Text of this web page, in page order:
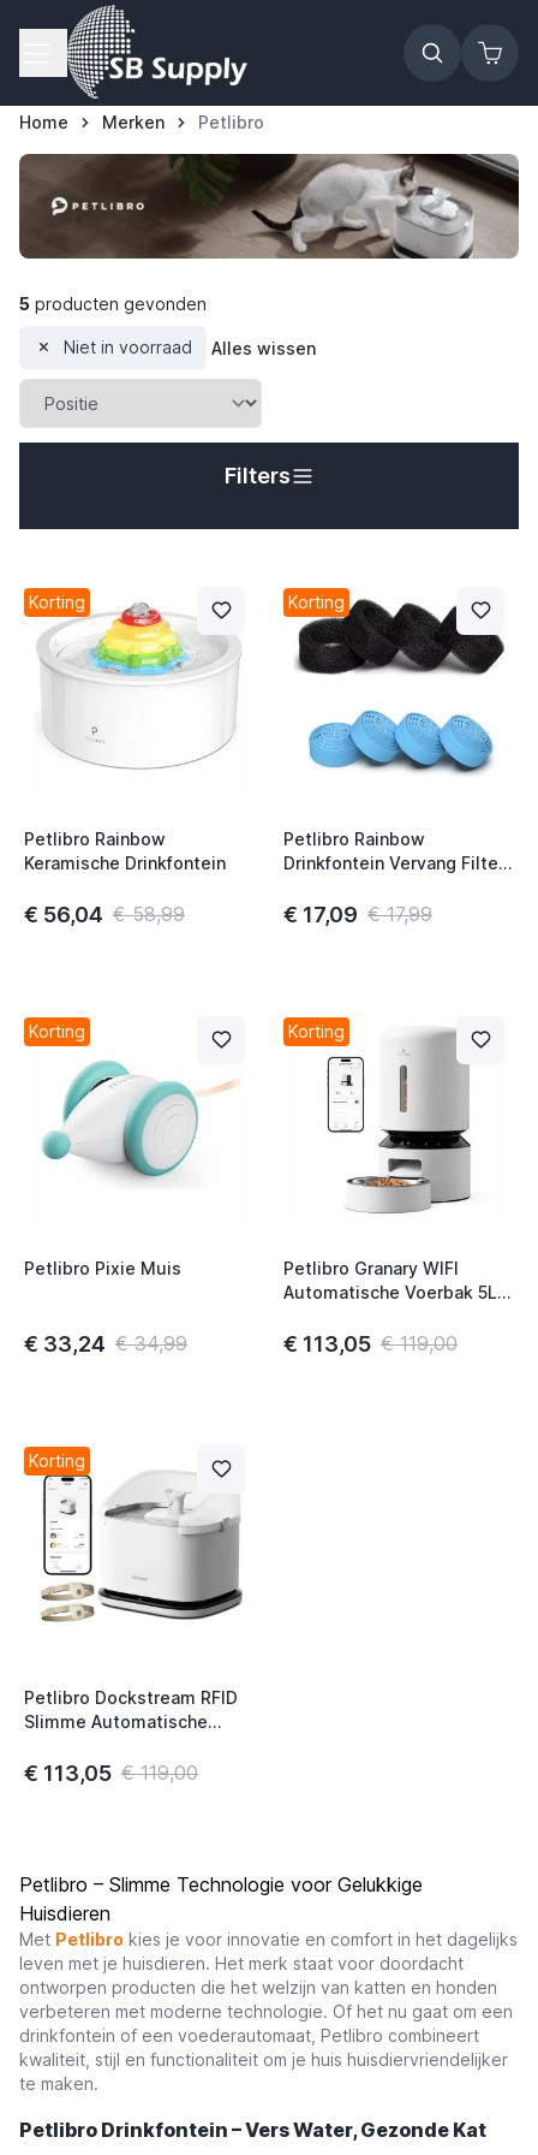
Ga naar de inhoud
Home Merken Petlibro
5 producten gevonden
Niet in voorraad Alles wissen
Filters
Korting
Petlibro Rainbow
Keramische Drinkfontein
€ 56,04 € 58,99
Korting
Petlibro Rainbow
Drinkfontein Vervang Filter
€ 17,09 € 17,99
Korting
Petlibro Pixie Muis
€ 33,24 € 34,99
Korting
Petlibro Granary WIFI
Automatische Voerbak 5L
€ 113,05 € 119,00
Korting
Petlibro Dockstream RFID
Slimme Automatische
Wit
€ 113,05 € 119,00
Petlibro – Slimme Technologie voor Gelukkige
Huisdieren
Met Petlibro kies je voor innovatie en comfort in het dagelijks
leven met je huisdieren. Het merk staat voor doordacht
ontworpen producten die het welzijn van katten en honden
verbeteren met moderne technologie. Of het nu gaat om een
drinkfontein of een voederautomaat, Petlibro combineert
kwaliteit, stijl en functionaliteit om je huis huisdiervriendelijker
te maken.
Petlibro Drinkfontein – Vers Water, Gezonde Kat